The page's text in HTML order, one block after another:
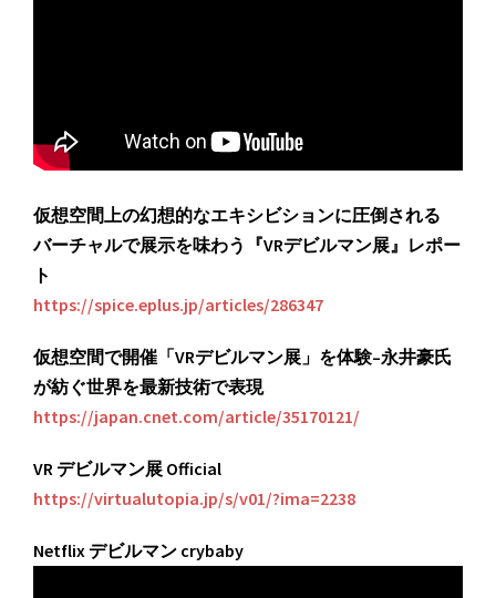
仮想空間上の幻想的なエキシビションに圧倒される
バーチャルで展示を味わう『VRデビルマン展』レポー
ト
https://spice.eplus.jp/articles/286347
仮想空間で開催「VRデビルマン展」を体験–永井豪氏
が紡ぐ世界を最新技術で表現
https://japan.cnet.com/article/35170121/
VR デビルマン展 Official
https://virtualutopia.jp/s/v01/?ima=2238
Netflix デビルマン crybaby